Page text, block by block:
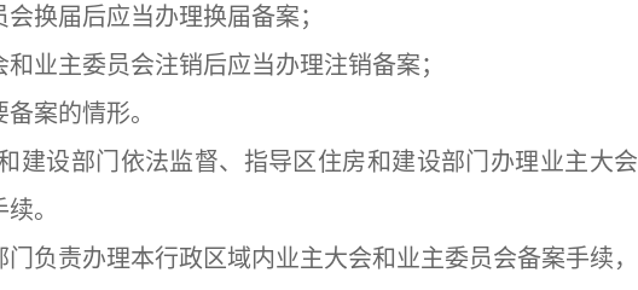
届后应当办理换届备案；
主委员会注销后应当办理注销备案；
案的情形。
设部门依法监督、指导区住房和建设部门办理业主大会
。
责办理本行政区域内业主大会和业主委员会备案手续，